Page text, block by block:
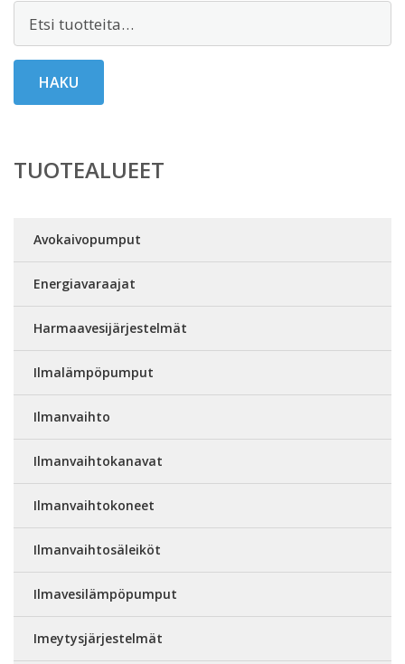
HAKU
TUOTEALUEET
Avokaivopumput
Energiavaraajat
Harmaavesijärjestelmät
Ilmalämpöpumput
Ilmanvaihto
Ilmanvaihtokanavat
Ilmanvaihtokoneet
Ilmanvaihtosäleiköt
Ilmavesilämpöpumput
Imeytysjärjestelmät